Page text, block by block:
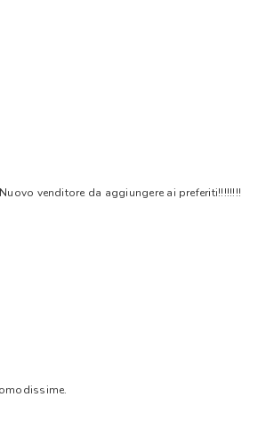
venditore da aggiungere ai preferiti!!!!!!!!